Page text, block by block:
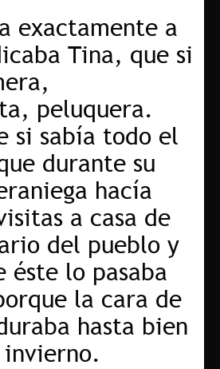
exactamente a
Tina, que si
peluquera.
si sabía todo el
durante su
hacía
a casa de
del pueblo y
éste lo pasaba
la cara de
hasta bien